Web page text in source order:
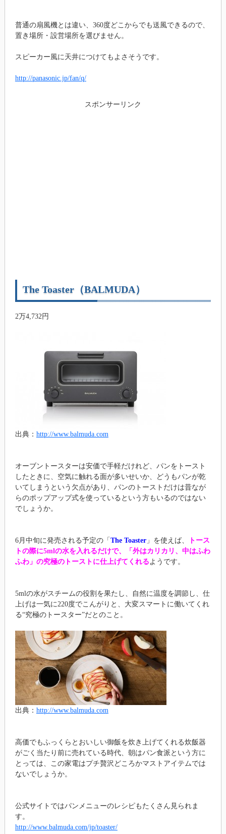
普通の扇風機とは違い、360度どこからでも送風できるので、
置き場所・設営場所を選びません。
スピーカー風に天井につけてもよさそうです。
http://panasonic.jp/fan/q/
スポンサーリンク
The Toaster（BALMUDA）
2万4,732円
出典： http://www.balmuda.com
オーブントースターは安価で手軽だけれど、パンをトースト
したときに、空気に触れる面が多いせいか、どうもパンが乾
いてしまうという欠点があり、パンのトーストだけは昔なが
らのポップアップ式を使っているという方もいるのではない
でしょうか。
6月中旬に発売される予定の「 The Toaster」を使えば、
トース
トの際に5mlの水を入れるだけで、「外はカリカリ、中はふわ
ふわ」の究極のトーストに仕上げてくれるようです。
5mlの水がスチームの役割を果たし、自然に温度を調節し、仕
上げは一気に220度でこんがりと、大変スマートに働いてくれ
る“究極のトースター”だとのこと。
出典： http://www.balmuda.com
高価でもふっくらとおいしい御飯を炊き上げてくれる炊飯器
がごく当たり前に売れている時代、朝はパン食派という方に
とっては、この家電はプチ贅沢どころかマストアイテムでは
ないでしょうか。
公式サイトではパンメニューのレシピもたくさん見られま
す。
http://www.balmuda.com/jp/toaster/